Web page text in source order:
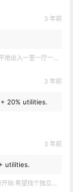
3 年前
到公车站和商业圈 有后花园和.
3 年前
+ 20% utilities.
3 年前
utilities.
立出入的 爱干净 谢谢！